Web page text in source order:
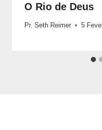
O Rio de Deus
Pr. Seth Reimer 5